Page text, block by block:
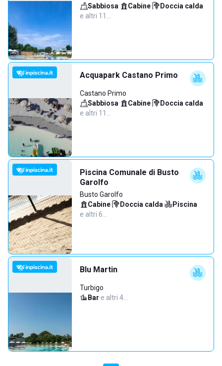
Sabbiosa· Cabine· Doccia calda·
e altri 11…
Acquapark Castano Primo
Castano Primo
Sabbiosa· Cabine· Doccia calda·
e altri 11…
Piscina Comunale di Busto
Garolfo
Busto Garolfo
Cabine· Doccia calda· Piscina·
e altri 6…
Blu Martin
Turbigo
Bar·e altri 4…